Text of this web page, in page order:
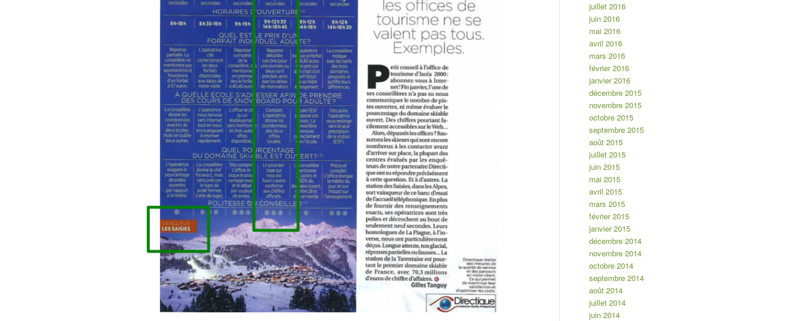
juillet 2016
juin 2016
mai 2016
avril 2016
mars 2016
février 2016
janvier 2016
décembre 2015
novembre 2015
octobre 2015
septembre 2015
août 2015
juillet 2015
juin 2015
mai 2015
avril 2015
mars 2015
février 2015
janvier 2015
décembre 2014
novembre 2014
octobre 2014
septembre 2014
août 2014
juillet 2014
juin 2014